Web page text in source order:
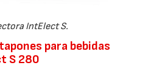
IntElect S.
para bebidas
S 280